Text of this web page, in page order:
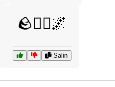
🪨🧗‍♂️🌌
Salin